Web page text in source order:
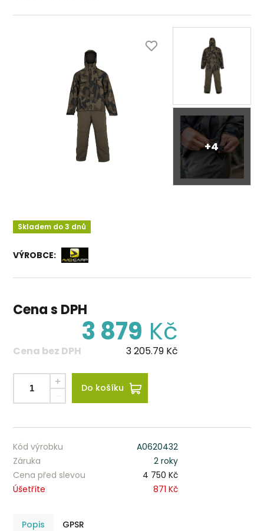
+4
Skladem do 3 dnů
VÝROBCE:
Cena s DPH
3 879 Kč
Cena bez DPH 3 205.79 Kč
Do košíku
Kód výrobku
A0620432
Záruka
2 roky
Cena před slevou
4 750 Kč
Úšetříte
871 Kč
Popis GPSR